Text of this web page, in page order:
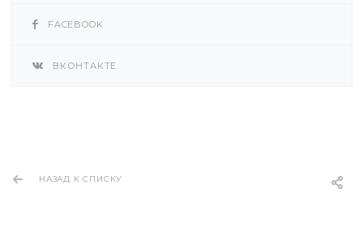
FACEBOOK
ВКОНТАКТЕ
НАЗАД К СПИСКУ